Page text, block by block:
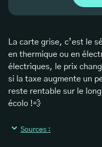
La carte grise, c’est le
en thermique ou en
électriques, le prix
si la taxe augmente un
reste rentable sur le
écolo !💨
Sources :